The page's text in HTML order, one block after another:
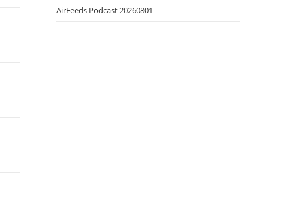
AirFeeds Podcast 20260801